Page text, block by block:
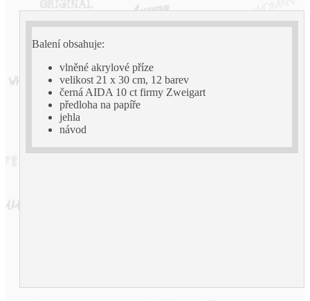
Balení obsahuje:
vlněné akrylové příze
velikost 21 x 30 cm, 12 barev
černá AIDA 10 ct firmy Zweigart
předloha na papíře
jehla
návod